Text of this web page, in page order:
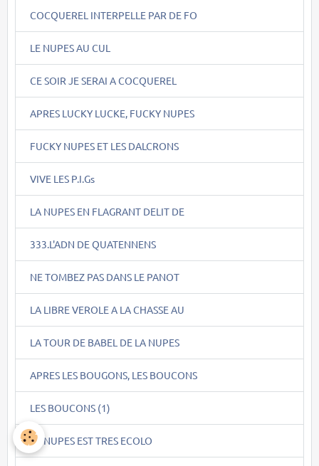
COCQUEREL INTERPELLE PAR DE FO
LE NUPES AU CUL
CE SOIR JE SERAI A COCQUEREL
APRES LUCKY LUCKE, FUCKY NUPES
FUCKY NUPES ET LES DALCRONS
VIVE LES P.I.Gs
LA NUPES EN FLAGRANT DELIT DE
333.L'ADN DE QUATENNENS
NE TOMBEZ PAS DANS LE PANOT
LA LIBRE VEROLE A LA CHASSE AU
LA TOUR DE BABEL DE LA NUPES
APRES LES BOUGONS, LES BOUCONS
LES BOUCONS (1)
LA NUPES EST TRES ECOLO